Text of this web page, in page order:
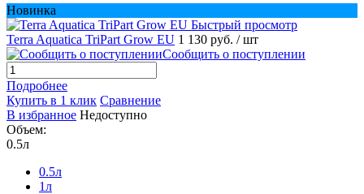
Новинка
Быстрый просмотр
Terra Aquatica TriPart Grow EU 1 130 руб. / шт
Сообщить о поступлении
Подробнее
Купить в 1 клик Сравнение
В избранное Недоступно
Объем:
0.5л
0.5л
1л